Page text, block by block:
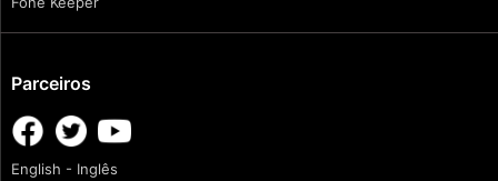
Parceiros
English - Inglês